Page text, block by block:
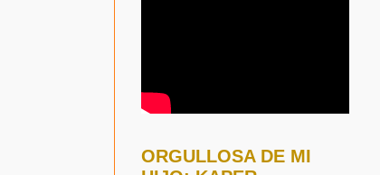
ORGULLOSA DE MI